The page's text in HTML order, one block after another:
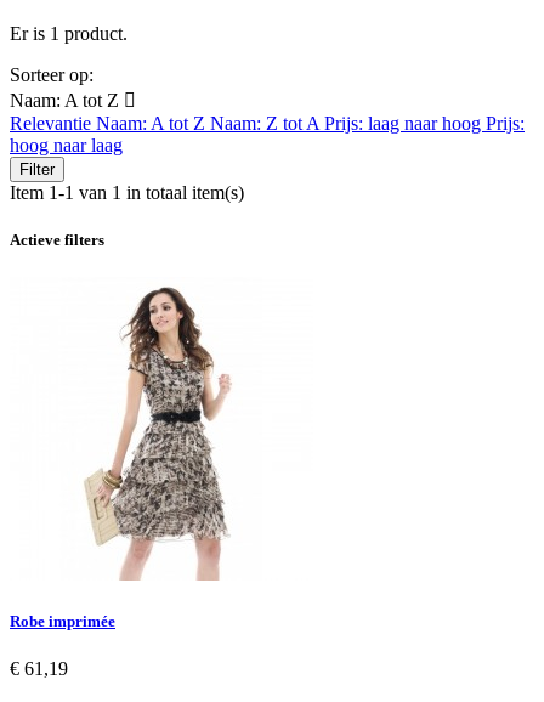
Er is 1 product.
Sorteer op:
Naam: A tot Z 
Relevantie Naam: A tot Z Naam: Z tot A Prijs: laag naar hoog Prijs:
hoog naar laag
Filter
Item 1-1 van 1 in totaal item(s)
Actieve filters
Robe imprimée
€ 61,19